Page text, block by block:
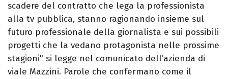
scadere del contratto che lega la professionista
alla tv pubblica, stanno ragionando insieme sul
futuro professionale della giornalista e sui possibili
progetti che la vedano protagonista nelle prossime
stagioni" si legge nel comunicato dell’azienda di
viale Mazzini. Parole che confermano come il